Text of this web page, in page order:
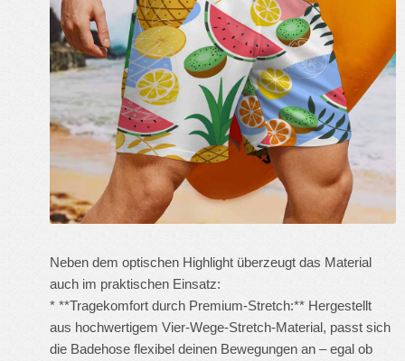
Neben dem optischen Highlight überzeugt das Material
auch im praktischen Einsatz:
* **Tragekomfort durch Premium-Stretch:** Hergestellt
aus hochwertigem Vier-Wege-Stretch-Material, passt sich
die Badehose flexibel deinen Bewegungen an – egal ob